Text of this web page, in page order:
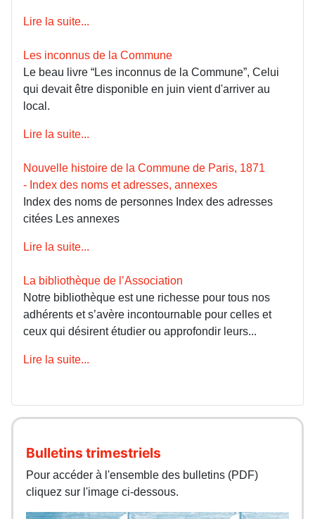
Lire la suite...
Les inconnus de la Commune
Le beau livre “Les inconnus de la Commune”, Celui
qui devait être disponible en juin vient d'arriver au
local.
Lire la suite...
Nouvelle histoire de la Commune de Paris, 1871
- Index des noms et adresses, annexes
Index des noms de personnes Index des adresses
citées Les annexes
Lire la suite...
La bibliothèque de l’Association
Notre bibliothèque est une richesse pour tous nos
adhérents et s’avère incontournable pour celles et
ceux qui désirent étudier ou approfondir leurs...
Lire la suite...
Bulletins trimestriels
Pour accéder à l'ensemble des bulletins (PDF)
cliquez sur l'image ci-dessous.